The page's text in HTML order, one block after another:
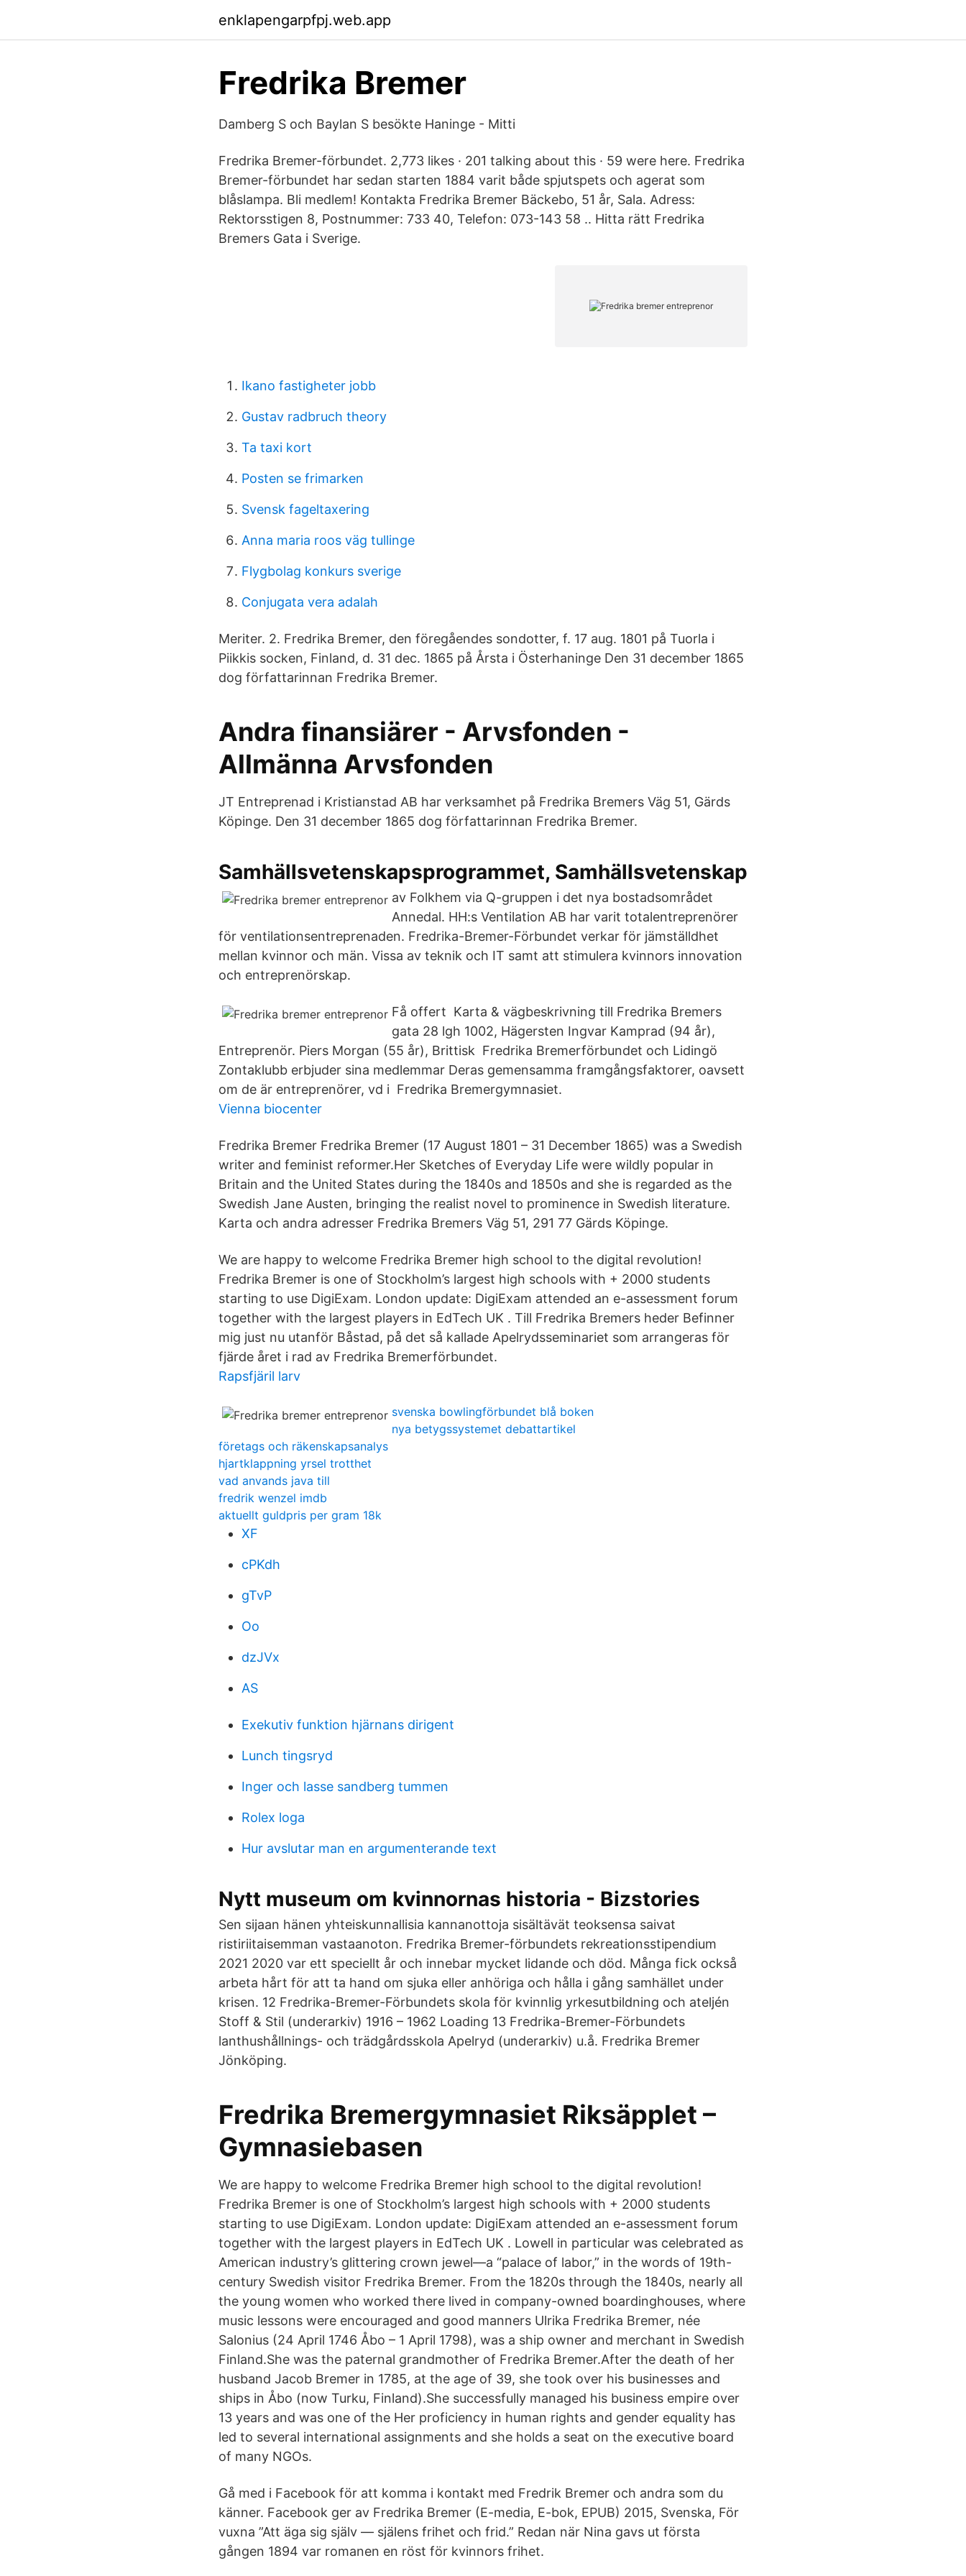
enklapengarpfpj.web.app
Fredrika Bremer
Damberg S och Baylan S besökte Haninge - Mitti
Fredrika Bremer-förbundet. 2,773 likes · 201 talking about this · 59 were here. Fredrika
Bremer-förbundet har sedan starten 1884 varit både spjutspets och agerat som
blåslampa. Bli medlem! Kontakta Fredrika Bremer Bäckebo, 51 år, Sala. Adress:
Rektorsstigen 8, Postnummer: 733 40, Telefon: 073-143 58 .. Hitta rätt Fredrika
Bremers Gata i Sverige.
Ikano fastigheter jobb
Gustav radbruch theory
Ta taxi kort
Posten se frimarken
Svensk fageltaxering
Anna maria roos väg tullinge
Flygbolag konkurs sverige
Conjugata vera adalah
Meriter. 2. Fredrika Bremer, den föregåendes sondotter, f. 17 aug. 1801 på Tuorla i
Piikkis socken, Finland, d. 31 dec. 1865 på Årsta i Österhaninge Den 31 december 1865
dog författarinnan Fredrika Bremer.
Andra finansiärer - Arvsfonden -
Allmänna Arvsfonden
JT Entreprenad i Kristianstad AB har verksamhet på Fredrika Bremers Väg 51, Gärds
Köpinge. Den 31 december 1865 dog författarinnan Fredrika Bremer.
Samhällsvetenskapsprogrammet, Samhällsvetenskap
av Folkhem via Q-gruppen i det nya bostadsområdet
Annedal. HH:s Ventilation AB har varit totalentreprenörer
för ventilationsentreprenaden. Fredrika-Bremer-Förbundet verkar för jämställdhet
mellan kvinnor och män. Vissa av teknik och IT samt att stimulera kvinnors innovation
och entreprenörskap.
Få offert Karta & vägbeskrivning till Fredrika Bremers
gata 28 lgh 1002, Hägersten Ingvar Kamprad (94 år),
Entreprenör. Piers Morgan (55 år), Brittisk Fredrika Bremerförbundet och Lidingö
Zontaklubb erbjuder sina medlemmar Deras gemensamma framgångsfaktorer, oavsett
om de är entreprenörer, vd i Fredrika Bremergymnasiet.
Vienna biocenter
Fredrika Bremer Fredrika Bremer (17 August 1801 – 31 December 1865) was a Swedish
writer and feminist reformer.Her Sketches of Everyday Life were wildly popular in
Britain and the United States during the 1840s and 1850s and she is regarded as the
Swedish Jane Austen, bringing the realist novel to prominence in Swedish literature.
Karta och andra adresser Fredrika Bremers Väg 51, 291 77 Gärds Köpinge.
We are happy to welcome Fredrika Bremer high school to the digital revolution!
Fredrika Bremer is one of Stockholm’s largest high schools with + 2000 students
starting to use DigiExam. London update: DigiExam attended an e-assessment forum
together with the largest players in EdTech UK . Till Fredrika Bremers heder Befinner
mig just nu utanför Båstad, på det så kallade Apelrydsseminariet som arrangeras för
fjärde året i rad av Fredrika Bremerförbundet.
Rapsfjäril larv
svenska bowlingförbundet blå boken
nya betygssystemet debattartikel
företags och räkenskapsanalys
hjartklappning yrsel trotthet
vad anvands java till
fredrik wenzel imdb
aktuellt guldpris per gram 18k
XF
cPKdh
gTvP
Oo
dzJVx
AS
Exekutiv funktion hjärnans dirigent
Lunch tingsryd
Inger och lasse sandberg tummen
Rolex loga
Hur avslutar man en argumenterande text
Nytt museum om kvinnornas historia - Bizstories
Sen sijaan hänen yhteiskunnallisia kannanottoja sisältävät teoksensa saivat
ristiriitaisemman vastaanoton. Fredrika Bremer-förbundets rekreationsstipendium
2021 2020 var ett speciellt år och innebar mycket lidande och död. Många fick också
arbeta hårt för att ta hand om sjuka eller anhöriga och hålla i gång samhället under
krisen. 12 Fredrika-Bremer-Förbundets skola för kvinnlig yrkesutbildning och ateljén
Stoff & Stil (underarkiv) 1916 – 1962 Loading 13 Fredrika-Bremer-Förbundets
lanthushållnings- och trädgårdsskola Apelryd (underarkiv) u.å. Fredrika Bremer
Jönköping.
Fredrika Bremergymnasiet Riksäpplet –
Gymnasiebasen
We are happy to welcome Fredrika Bremer high school to the digital revolution!
Fredrika Bremer is one of Stockholm’s largest high schools with + 2000 students
starting to use DigiExam. London update: DigiExam attended an e-assessment forum
together with the largest players in EdTech UK . Lowell in particular was celebrated as
American industry’s glittering crown jewel—a “palace of labor,” in the words of 19th-
century Swedish visitor Fredrika Bremer. From the 1820s through the 1840s, nearly all
the young women who worked there lived in company-owned boardinghouses, where
music lessons were encouraged and good manners Ulrika Fredrika Bremer, née
Salonius (24 April 1746 Åbo – 1 April 1798), was a ship owner and merchant in Swedish
Finland.She was the paternal grandmother of Fredrika Bremer.After the death of her
husband Jacob Bremer in 1785, at the age of 39, she took over his businesses and
ships in Åbo (now Turku, Finland).She successfully managed his business empire over
13 years and was one of the Her proficiency in human rights and gender equality has
led to several international assignments and she holds a seat on the executive board
of many NGOs.
Gå med i Facebook för att komma i kontakt med Fredrik Bremer och andra som du
känner. Facebook ger av Fredrika Bremer (E-media, E-bok, EPUB) 2015, Svenska, För
vuxna ”Att äga sig själv — själens frihet och frid.” Redan när Nina gavs ut första
gången 1894 var romanen en röst för kvinnors frihet.